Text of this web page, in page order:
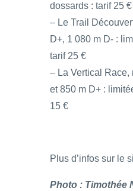
dossards : tarif 25 €
– Le Trail
D+, 1 080 m D- :
tarif 25 €
– La Vertical Race,
et 850 m D+ :
15 €
Plus d’infos sur le
Photo : Timothée